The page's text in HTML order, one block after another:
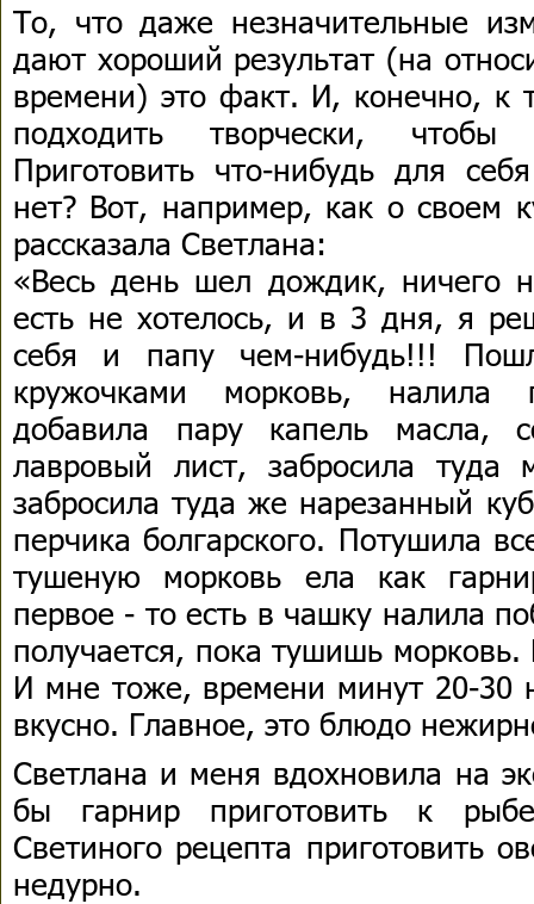
То, что даже незначительные
дают хороший результат (на
времени) это факт. И, конечно, к
подходить творчески,
Приготовить что-нибудь для
нет? Вот, например, как о своем
рассказала Светлана:
«Весь день шел дождик, ничего
есть не хотелось, и в 3 дня, я
себя и папу чем-нибудь!!!
кружочками морковь, налила
добавила пару капель масла,
лавровый лист, забросила туда
забросила туда же нарезанный
перчика болгарского. Потушила
тушеную морковь ела как
первое - то есть в чашку налила
получается, пока тушишь
И мне тоже, времени минут 20-30
вкусно. Главное, это блюдо
Светлана и меня вдохновила на
бы гарнир приготовить к
Светиного рецепта приготовить
недурно.